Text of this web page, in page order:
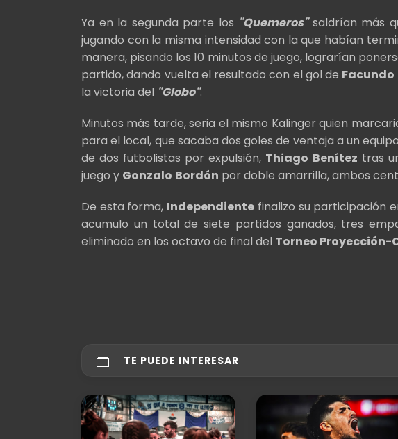
Ya en la segunda parte los "Quemeros"saldrían más
jugando con la misma intensidad con la que habían
manera, pisando los 10 minutos de juego, lograrían
partido, dando vuelta el resultado con el gol de Facundo
la victoria del "Globo".
Minutos más tarde, seria el mismo Kalinger quien
para el local, que sacaba dos goles de ventaja a un
de dos futbolistas por expulsión, Thiago Benítez tras
juego y Gonzalo Bordón por doble amarrilla, ambos
De esta forma, Independiente finalizo su participación
acumulo un total de siete partidos ganados, tres
eliminado en los octavo de final del Torneo Proyección-
TE PUEDE INTERESAR